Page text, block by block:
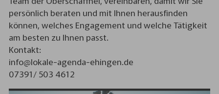
persönlich beraten und mit Ihnen herausfinden
können, welches Engagement und welche Tätigkeit
am besten zu Ihnen passt.
Kontakt:
info@lokale-agenda-ehingen.de
07391/ 503 4612